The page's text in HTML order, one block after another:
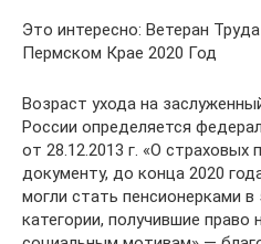
Это интересно: Ветеран
Пермском Крае 2020 Год
Возраст ухода на
России определяется
от 28.12.2013 г. «О страховых
документу, до конца 2020
могли стать пенсионерками
категории, получившие